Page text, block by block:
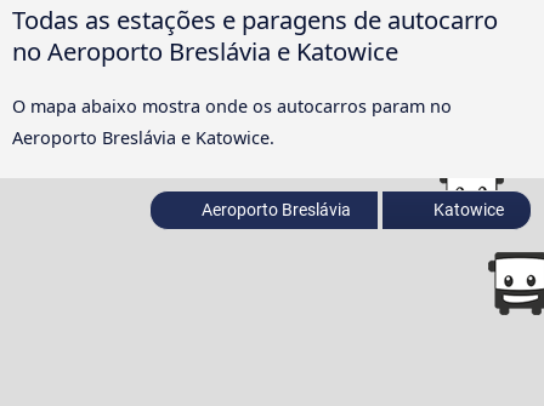
Todas as estações e paragens de autocarro
no Aeroporto Breslávia e Katowice
O mapa abaixo mostra onde os autocarros param no
Aeroporto Breslávia e Katowice.
Aeroporto Breslávia Katowice